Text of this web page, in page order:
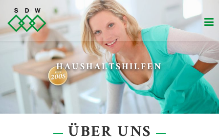
Zum
Inhalt
springen
HAUSHALTSHILFEN
VERSORGUNG VON SENIOREN
ÜBER UNS